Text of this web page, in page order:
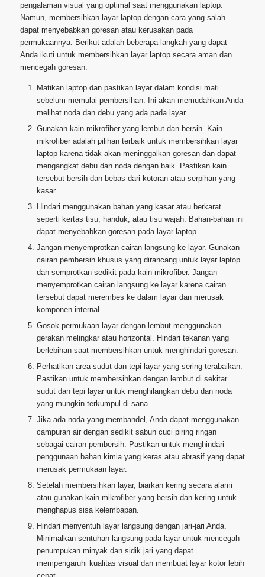
pengalaman visual yang optimal saat menggunakan laptop.
Namun, membersihkan layar laptop dengan cara yang salah
dapat menyebabkan goresan atau kerusakan pada
permukaannya. Berikut adalah beberapa langkah yang dapat
Anda ikuti untuk membersihkan layar laptop secara aman dan
mencegah goresan:
Matikan laptop dan pastikan layar dalam kondisi mati
sebelum memulai pembersihan. Ini akan memudahkan Anda
melihat noda dan debu yang ada pada layar.
Gunakan kain mikrofiber yang lembut dan bersih. Kain
mikrofiber adalah pilihan terbaik untuk membersihkan layar
laptop karena tidak akan meninggalkan goresan dan dapat
mengangkat debu dan noda dengan baik. Pastikan kain
tersebut bersih dan bebas dari kotoran atau serpihan yang
kasar.
Hindari menggunakan bahan yang kasar atau berkarat
seperti kertas tisu, handuk, atau tisu wajah. Bahan-bahan ini
dapat menyebabkan goresan pada layar laptop.
Jangan menyemprotkan cairan langsung ke layar. Gunakan
cairan pembersih khusus yang dirancang untuk layar laptop
dan semprotkan sedikit pada kain mikrofiber. Jangan
menyemprotkan cairan langsung ke layar karena cairan
tersebut dapat merembes ke dalam layar dan merusak
komponen internal.
Gosok permukaan layar dengan lembut menggunakan
gerakan melingkar atau horizontal. Hindari tekanan yang
berlebihan saat membersihkan untuk menghindari goresan.
Perhatikan area sudut dan tepi layar yang sering terabaikan.
Pastikan untuk membersihkan dengan lembut di sekitar
sudut dan tepi layar untuk menghilangkan debu dan noda
yang mungkin terkumpul di sana.
Jika ada noda yang membandel, Anda dapat menggunakan
campuran air dengan sedikit sabun cuci piring ringan
sebagai cairan pembersih. Pastikan untuk menghindari
penggunaan bahan kimia yang keras atau abrasif yang dapat
merusak permukaan layar.
Setelah membersihkan layar, biarkan kering secara alami
atau gunakan kain mikrofiber yang bersih dan kering untuk
menghapus sisa kelembapan.
Hindari menyentuh layar langsung dengan jari-jari Anda.
Minimalkan sentuhan langsung pada layar untuk mencegah
penumpukan minyak dan sidik jari yang dapat
mempengaruhi kualitas visual dan membuat layar kotor lebih